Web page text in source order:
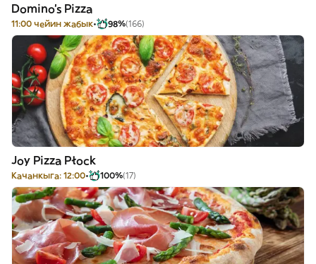
Domino's Pizza
11:00 чейин жабык 98%(166)
Joy Pizza Płock
Качанкыга: 12:00 100%(17)